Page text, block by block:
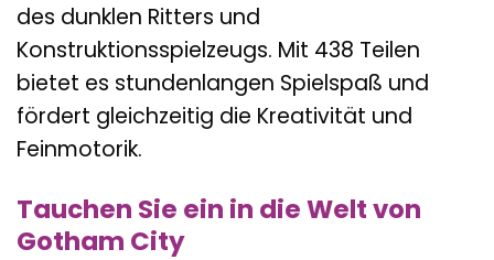
des dunklen Ritters und
Konstruktionsspielzeugs. Mit 438 Teilen
bietet es stundenlangen Spielspaß und
fördert gleichzeitig die Kreativität und
Feinmotorik.
Tauchen Sie ein in die Welt von
Gotham City